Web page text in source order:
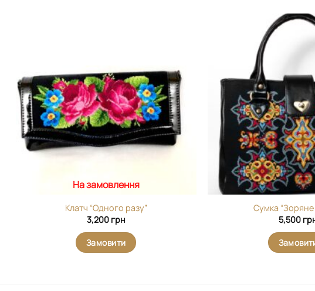
На замовлення
Клатч “Одного разу”
3,200 грн
Замовити
Сумка “Зоряне
5,500